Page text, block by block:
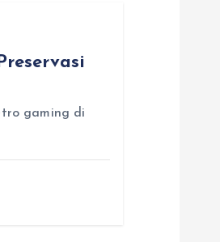
gaming di